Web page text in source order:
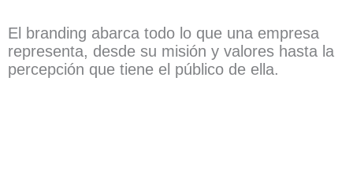
El branding abarca todo lo que una empresa
representa, desde su misión y valores hasta la
percepción que tiene el público de ella.